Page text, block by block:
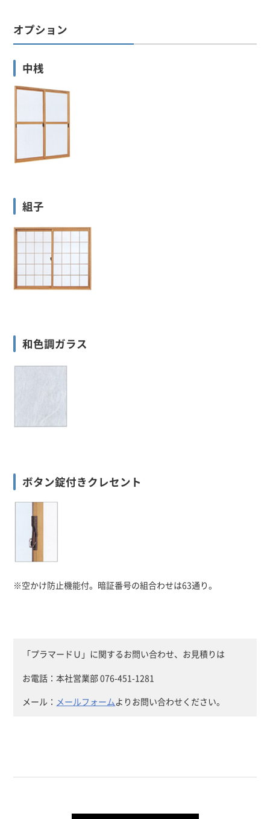
オプション
中桟
組子
和色調ガラス
ボタン錠付きクレセント
※空かけ防止機能付。暗証番号の組合わせは63通り。
「プラマードＵ」に関するお問い合わせ、お見積りは
お電話：本社営業部 076-451-1281
メール： メールフォームよりお問い合わせください。